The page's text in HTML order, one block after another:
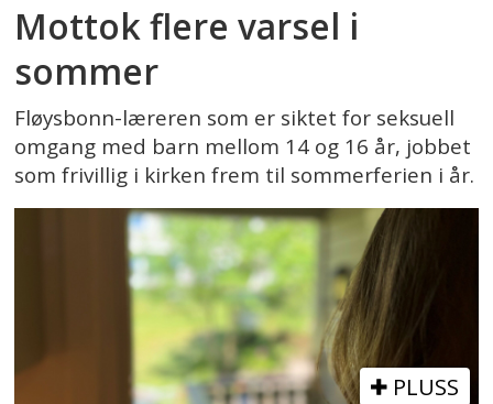
Mottok flere varsel i
sommer
Fløysbonn-læreren som er siktet for seksuell
omgang med barn mellom 14 og 16 år, jobbet
som frivillig i kirken frem til sommerferien i år.
PLUSS